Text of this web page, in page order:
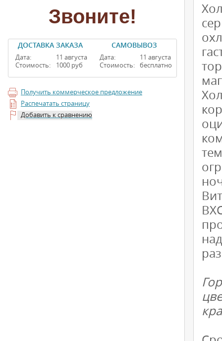
Звоните!
ДОСТАВКА ЗАКАЗА
Дата:
Стоимость:
11 августа
1000 руб
САМОВЫВОЗ
Дата:
Стоимость:
11 августа
бесплатно
Получить коммерческое предложение
Распечатать страницу
Добавить к сравнению